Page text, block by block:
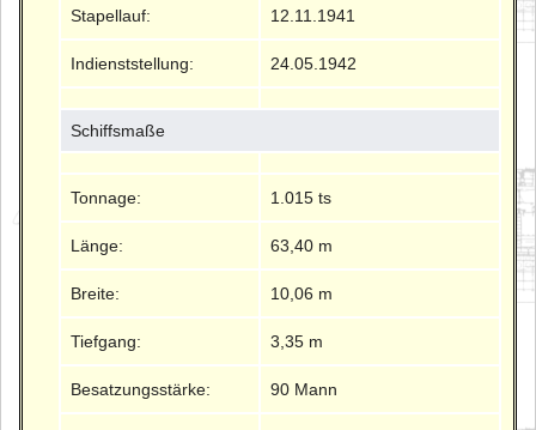
Stapellauf: 12.11.1941
Indienststellung: 24.05.1942
Schiffsmaße
Tonnage: 1.015 ts
Länge: 63,40 m
Breite: 10,06 m
Tiefgang: 3,35 m
Besatzungsstärke: 90 Mann